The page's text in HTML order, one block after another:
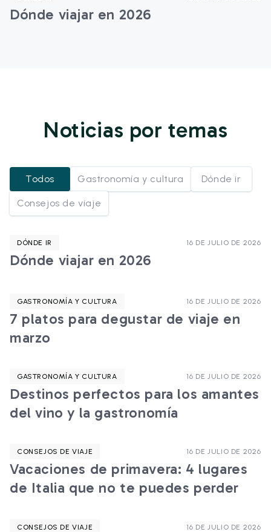
Dónde viajar en 2026
Noticias por temas
Todos Gastronomía y cultura Dónde ir
Consejos de viaje
DÓNDE IR 16 DE JULIO DE 2026
Dónde viajar en 2026
GASTRONOMÍA Y CULTURA 16 DE JULIO DE 2026
7 platos para degustar de viaje en
marzo
GASTRONOMÍA Y CULTURA 16 DE JULIO DE 2026
Destinos perfectos para los amantes
del vino y la gastronomía
CONSEJOS DE VIAJE 16 DE JULIO DE 2026
Vacaciones de primavera: 4 lugares
de Italia que no te puedes perder
CONSEJOS DE VIAJE 16 DE JULIO DE 2026